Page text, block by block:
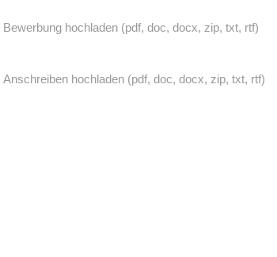
Bewerbung hochladen (pdf, doc, docx, zip, txt, rtf)
Anschreiben hochladen (pdf, doc, docx, zip, txt, rtf)